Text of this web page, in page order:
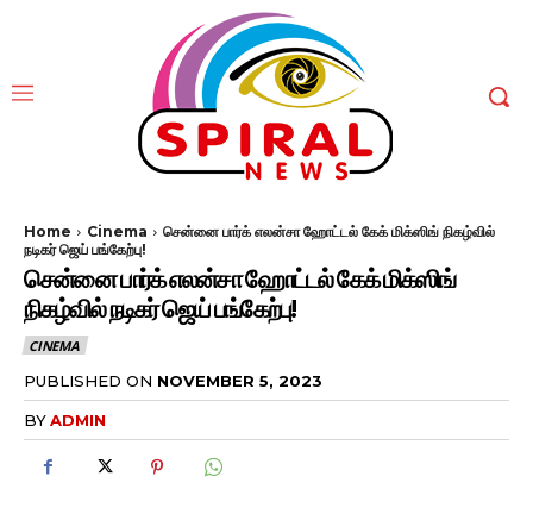
Home Cinema
சென்னை பார்க் எலன்சா ஹோட்டல் கேக் மிக்ஸிங் நிகழ்வில்
நடிகர் ஜெய் பங்கேற்பு!
சென்னை பார்க் எலன்சா ஹோட்டல் கேக் மிக்ஸிங்
நிகழ்வில் நடிகர் ஜெய் பங்கேற்பு!
CINEMA
PUBLISHED ON NOVEMBER 5, 2023
BYADMIN